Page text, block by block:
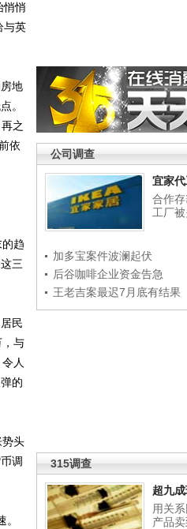
公司调查
宜家
合作
工厂被
加多宝案件波澜起伏
后谷咖啡企业资金告急
王老吉案最迟7月底有结果
315调查
超九
用关
产品卖
悄悄
与英
地
。
之
依
趋
三
民
，与
人
的
头
调